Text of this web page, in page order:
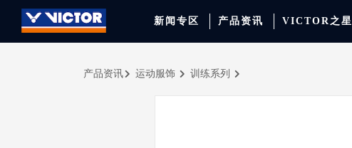
新闻专区 产品资讯 VICTOR之星
品牌资讯 产品资讯
羽毛球拍 羽毛球鞋
签约球员 专业球队
穿线师档案 学院新闻
天猫旗舰店 京东旗舰店
产品资讯 运动服饰 训练系列